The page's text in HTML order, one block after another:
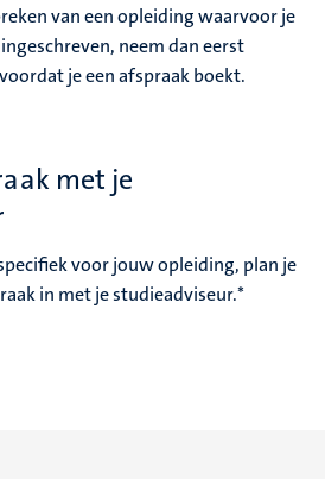
van een opleiding waarvoor je
neem dan eerst
je een afspraak boekt.
met je
voor jouw opleiding, plan je
in met je studieadviseur.*